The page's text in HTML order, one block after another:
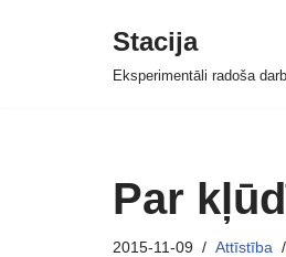
Stacija
Eksperimentāli radoša
Par
2015-11-09 Attīstība